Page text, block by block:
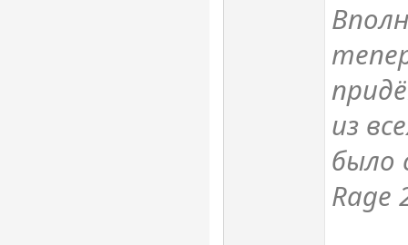
из
было
Rage